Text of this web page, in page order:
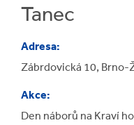
Tanec
Adresa:
Zábrdovická 10, Brno-
Akce:
Den náborů na Kraví